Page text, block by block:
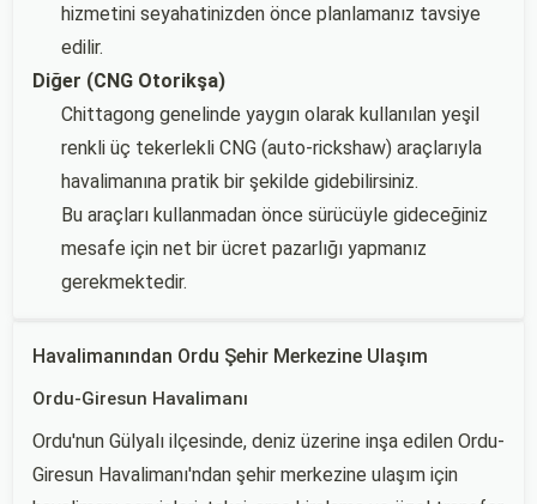
hizmetini seyahatinizden önce planlamanız tavsiye
edilir.
Diğer (CNG Otorikşa)
Chittagong genelinde yaygın olarak kullanılan yeşil
renkli üç tekerlekli CNG (auto-rickshaw) araçlarıyla
havalimanına pratik bir şekilde gidebilirsiniz.
Bu araçları kullanmadan önce sürücüyle gideceğiniz
mesafe için net bir ücret pazarlığı yapmanız
gerekmektedir.
Havalimanından Ordu Şehir Merkezine Ulaşım
Ordu-Giresun Havalimanı
Ordu'nun Gülyalı ilçesinde, deniz üzerine inşa edilen Ordu-
Giresun Havalimanı'ndan şehir merkezine ulaşım için